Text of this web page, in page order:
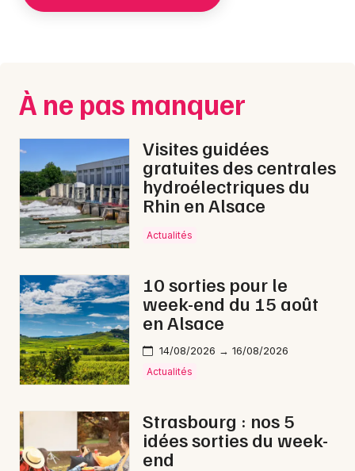
À ne pas manquer
Visites guidées
gratuites des centrales
hydroélectriques du
Rhin en Alsace
Actualités
10 sorties pour le
week-end du 15 août
en Alsace
14/08/2026 → 16/08/2026
Actualités
Strasbourg : nos 5
idées sorties du week-
end